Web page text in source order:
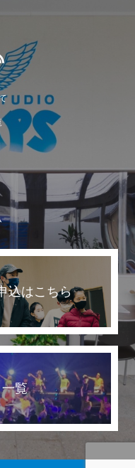
込はこちら
覧